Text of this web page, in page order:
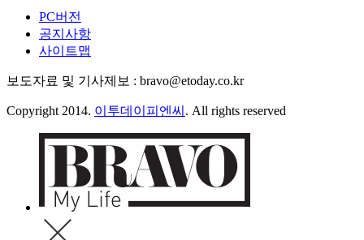
PC버전
공지사항
사이트맵
보도자료 및 기사제보 : bravo@etoday.co.kr
Copyright 2014. 이투데이피엔씨 . All rights reserved